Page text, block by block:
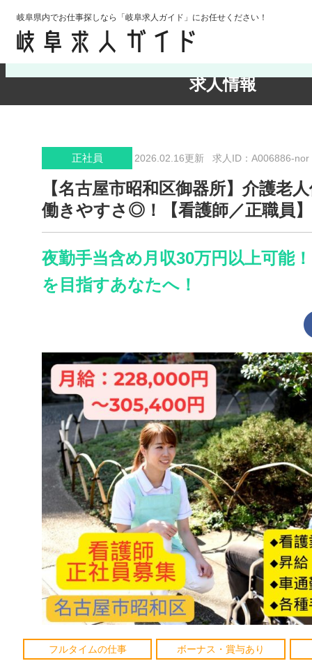
岐阜県内でお仕事探しなら「岐阜求人ガイド」にお任せください！
求人情報
検索条件の確認・変更
正社員 2026.02.16更新 求人ID：A006886-nor
【名古屋市昭和区御器所】介護老
働きやすさ◎！【看護師／正職員】
夜勤手当含め月収30万円以上可能
を目指すあなたへ！
フルタイムの仕事 ボーナス・賞与あり